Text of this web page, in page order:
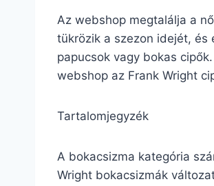
Az webshop megtalálja a
tükrözik a szezon idejét, és
papucsok vagy bokas
webshop az Frank Wright
Tartalomjegyzék
A bokacsizma kategória
Wright bokacsizmák